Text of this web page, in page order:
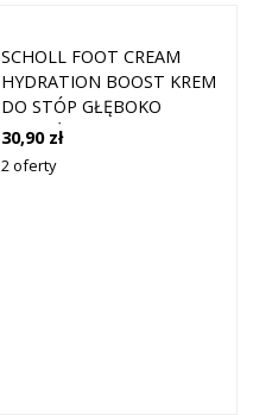
SCHOLL FOOT CREAM
HYDRATION BOOST KREM
DO STÓP GŁĘBOKO
NAWILŻAJĄCY 75 ML
30,90 zł
2 oferty